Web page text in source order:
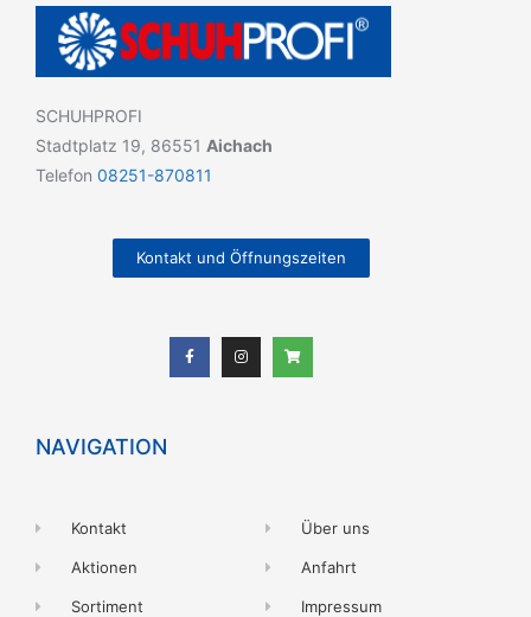
SCHUHPROFI
Stadtplatz 19, 86551 Aichach
Telefon 08251-870811
Kontakt und Öffnungszeiten
NAVIGATION
Kontakt
Aktionen
Sortiment
Über uns
Anfahrt
Impressum